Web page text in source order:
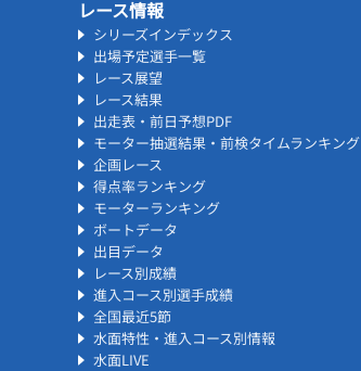
レース情報
シリーズインデックス
出場予定選手一覧
レース展望
レース結果
出走表・前日予想PDF
モーター抽選結果・前検タイムランキング
企画レース
得点率ランキング
モーターランキング
ボートデータ
出目データ
レース別成績
進入コース別選手成績
全国最近5節
水面特性・進入コース別情報
水面LIVE